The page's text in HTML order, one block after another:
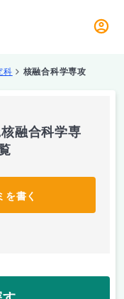
科 核融合科学専攻
核融合科学専
を書く